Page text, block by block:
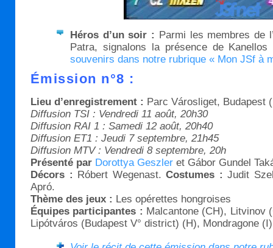
Héros d’un soir : Parmi les membres de
Patra, signalons la présence de Kanellos
souvenirs dans notre rubrique « Mon JSf à
Émission n°8 :
Lieu d’enregistrement : Parc Városliget, Budapest
Diffusion TSI : Vendredi 11 août, 20h30
Diffusion RAI 1 : Samedi 12 août, 20h40
Diffusion ET1 : Jeudi 7 septembre, 21h45
Diffusion MTV : Vendredi 8 septembre, 20h
Présenté par Dorottya Geszler et Gábor Gundel
Décors : Róbert Wegenast. Costumes : Judit
Apró.
Thème des jeux : Les opérettes hongroises
Équipes participantes : Malcantone (CH), Litvinov
Lipótváros (Budapest V° district) (H), Mondragone